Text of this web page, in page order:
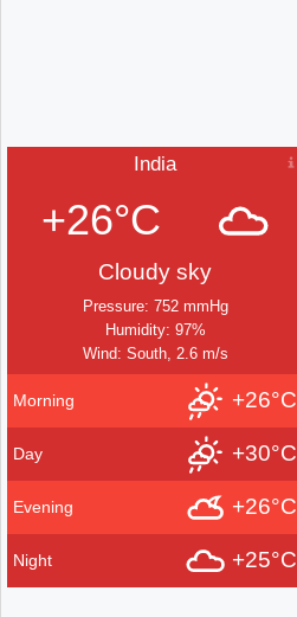
India
+26°C
Cloudy sky
Pressure: 752 mmHg
Humidity: 97%
Wind: South, 2.6 m/s
Morning +26°C
Day +30°C
Evening +26°C
Night +25°C